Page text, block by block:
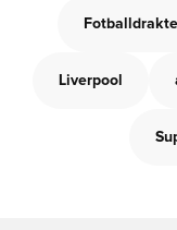
Liverpool